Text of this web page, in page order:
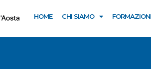
HOME CHI SIAMO